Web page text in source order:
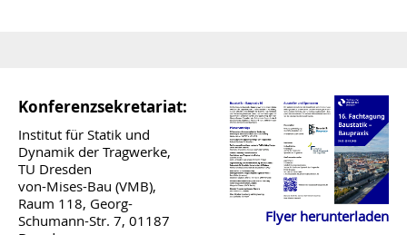
Konferenzsekretariat:
Institut für Statik und
Dynamik der Tragwerke,
TU Dresden
von-Mises-Bau (VMB),
Raum 118, Georg-
Schumann-Str. 7, 01187
Flyer herunterladen